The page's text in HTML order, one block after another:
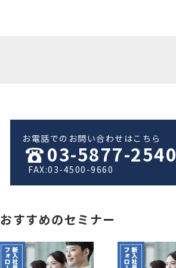
お電話でのお問い合わせはこちら
03-5877-2540
FAX:03-4500-9660
おすすめのセミナー